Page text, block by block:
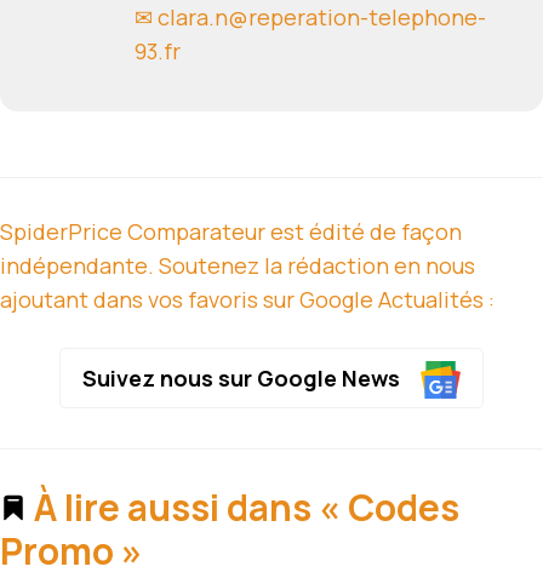
✉ clara.n@reperation-telephone-
93.fr
SpiderPrice Comparateur est édité de façon
indépendante. Soutenez la rédaction en nous
ajoutant dans vos favoris sur Google Actualités :
Suivez nous sur Google News
À lire aussi dans « Codes
Promo »